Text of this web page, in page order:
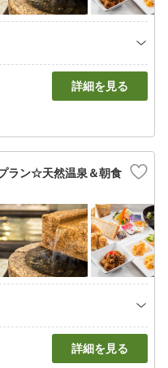
詳細を見る
ラン☆天然温泉＆朝食
詳細を見る